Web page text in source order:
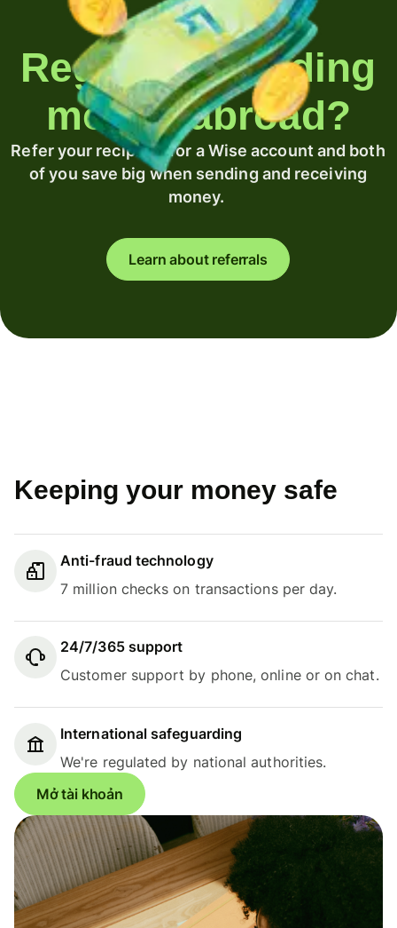
Regularly sending
money abroad?
Refer your recipient for a Wise account and both
of you save big when sending and receiving
money.
Learn about referrals
Keeping your money safe
Anti-fraud technology
7 million checks on transactions per day.
24/7/365 support
Customer support by phone, online or on chat.
International safeguarding
We're regulated by national authorities.
Mở tài khoản